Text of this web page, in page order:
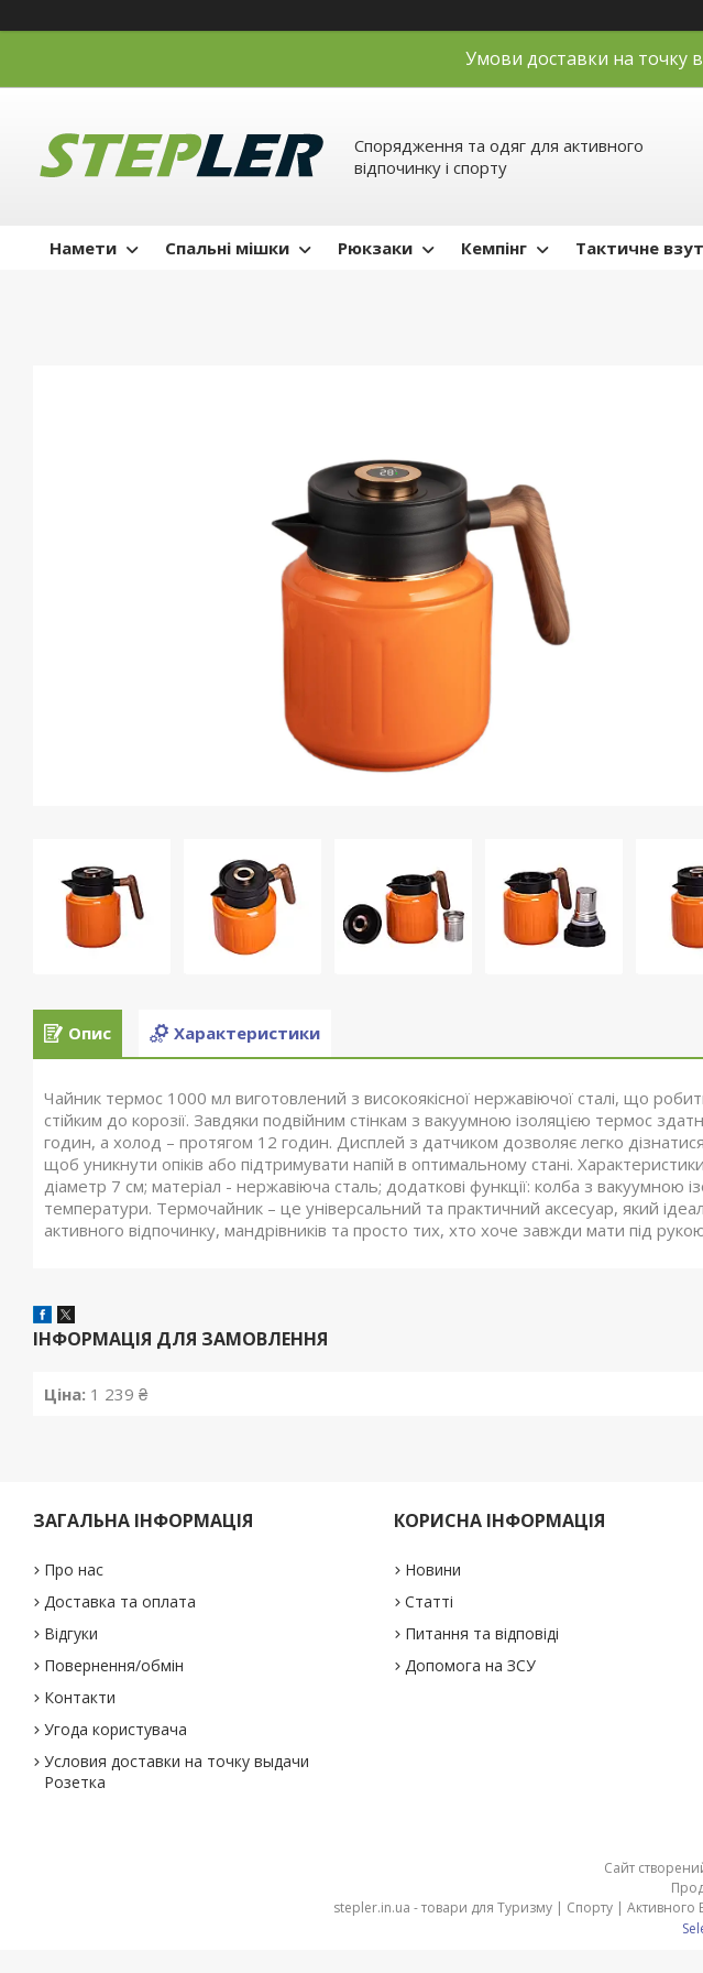
Умови доставки на точку
Спорядження та одяг для активного
відпочинку і спорту
Намети Спальні мішки Рюкзаки Кемпінг Тактичне
Опис Характеристики
Чайник термос 1000 мл виготовлений з високоякісної нержавіючої сталі, що
стійким до корозії. Завдяки подвійним стінкам з вакуумною ізоляцією термос
годин, а холод – протягом 12 годин. Дисплей з датчиком дозволяє легко
щоб уникнути опіків або підтримувати напій в оптимальному стані.
діаметр 7 см; матеріал - нержавіюча сталь; додаткові функції: колба з вакуумною
температури. Термочайник – це універсальний та практичний аксесуар, який
активного відпочинку, мандрівників та просто тих, хто хоче завжди мати під
ІНФОРМАЦІЯ ДЛЯ ЗАМОВЛЕННЯ
Ціна: 1 239 ₴
ЗАГАЛЬНА ІНФОРМАЦІЯ
Про нас
Доставка та оплата
Відгуки
Повернення/обмін
Контакти
Угода користувача
Условия доставки на точку выдачи
Розетка
КОРИСНА ІНФОРМАЦІЯ
Новини
Статті
Питання та відповіді
Допомога на ЗСУ
Сайт